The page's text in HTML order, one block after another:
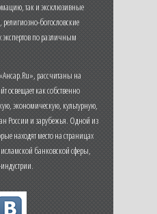
так и эксклюзивные
богословские
по различным
рассчитаны на
освещает как собственно
экономическую, культурную,
России и зарубежья. Одной из
находят место на страницах
банковской сферы,